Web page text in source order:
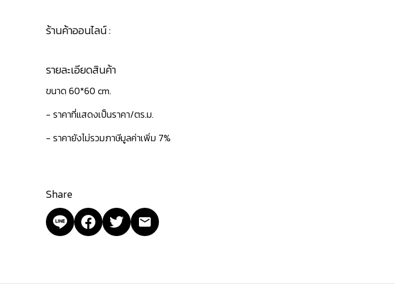
ร้านค้าออนไลน์ :
รายละเอียดสินค้า
ขนาด 60*60 cm.
- ราคาที่แสดงเป็นราคา/ตร.ม.
- ราคายังไม่รวมภาษีมูลค่าเพิ่ม 7%
Share